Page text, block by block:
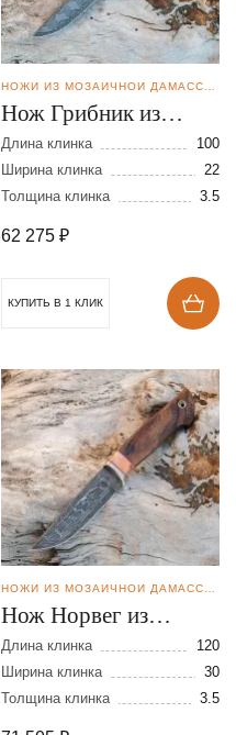
Нож Грибник из
мозаичной дамасской
стали
Длина клинка
100
Ширина клинка
22
Толщина клинка
3.5
62 275 ₽
КУПИТЬ В 1 КЛИК
Нож Норвег из
мозаичной дамасской
стали
Длина клинка
120
Ширина клинка
30
Толщина клинка
3.5